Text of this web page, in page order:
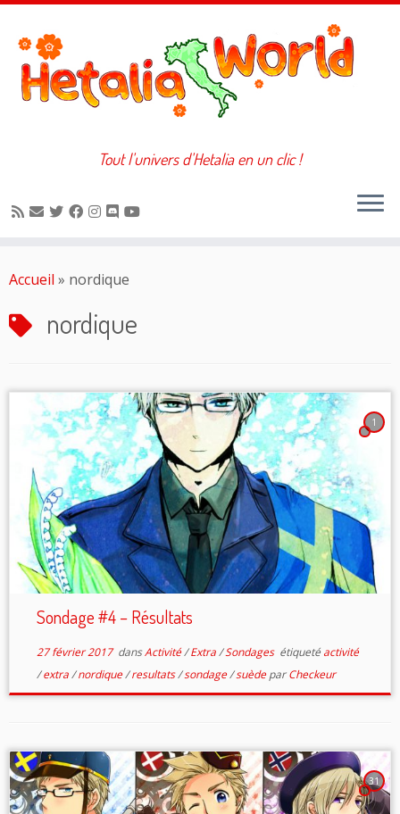
au
Tout l'univers d'Hetalia en un clic !
Accueil » nordique
nordique
1
Sondage #4 – Résultats
27 février 2017dansActivité/Extra/Sondages étiqueté activité
/extra/nordique/resultats/sondage/suèdeparCheckeur
31